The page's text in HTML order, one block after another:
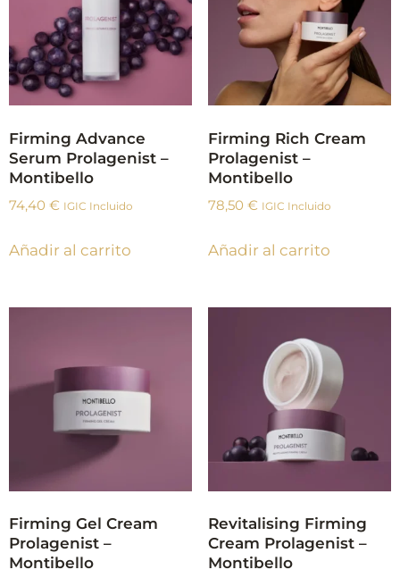
Firming Advance
Serum Prolagenist –
Montibello
74,40 € IGIC Incluido
Añadir al carrito
Firming Rich Cream
Prolagenist –
Montibello
78,50 € IGIC Incluido
Añadir al carrito
Firming Gel Cream
Prolagenist –
Montibello
Revitalising Firming
Cream Prolagenist –
Montibello